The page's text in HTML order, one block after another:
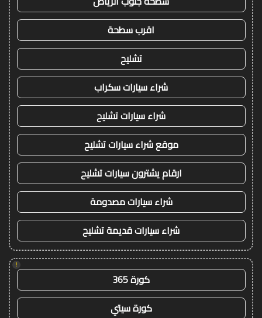
اقرب سطحة
تشليح
شراء سيارات سكراب
شراء سيارات تشليح
موقع شراء سيارات تشليح
ارقام يشترون سيارات تشليح
شراء سيارات مصدومة
شراء سيارات قديمة تشليح
!
كورة 365
كورة سيتي